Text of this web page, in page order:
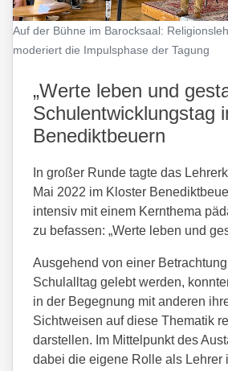
Auf der Bühne im Barocksaal:
moderiert die Impulsphase der Tagung
„Werte leben und
Schulentwicklungstag
Benediktbeuern
In großer Runde tagte das
Mai 2022 im Kloster
intensiv mit einem Kernthema
zu befassen: „Werte leben und
Ausgehend von einer
Schulalltag gelebt werden,
in der Begegnung mit anderen
Sichtweisen auf diese Thematik
darstellen. Im Mittelpunkt des
dabei die eigene Rolle als Lehrer